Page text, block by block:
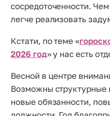
сосредоточенности.
легче реализовать
Кстати, по теме «
2026 год» у нас есть
Весной в центре
Возможны структурные
новые обязанности,